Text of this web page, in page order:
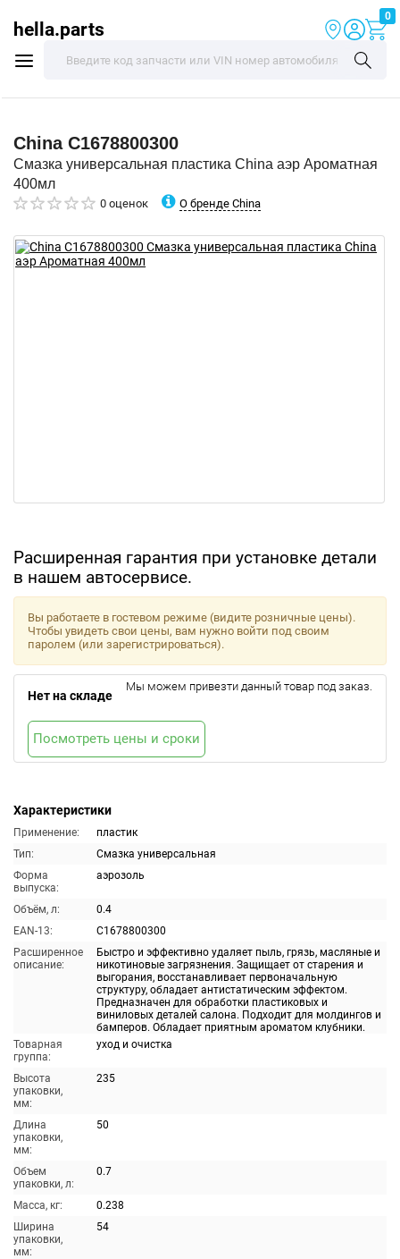
hella.parts
0
China C1678800300
Смазка универсальная пластика China аэр Ароматная
400мл
0 оценок О бренде China
Расширенная гарантия при установке детали
в нашем автосервисе.
Характеристики
Применение:
пластик
Тип:
Смазка универсальная
Форма
выпуска:
аэрозоль
Объём, л:
0.4
EAN-13:
C1678800300
Расширенное
описание:
Быстро и эффективно удаляет пыль, грязь, масляные и
никотиновые загрязнения. Защищает от старения и
выгорания, восстанавливает первоначальную
структуру, обладает антистатическим эффектом.
Предназначен для обработки пластиковых и
виниловых деталей салона. Подходит для молдингов и
бамперов. Обладает приятным ароматом клубники.
Товарная
группа:
уход и очистка
Высота
упаковки,
мм:
235
Длина
упаковки,
мм:
50
Объем
упаковки, л:
0.7
Масса, кг:
0.238
Ширина
упаковки,
мм:
54
Вы работаете в гостевом режиме (видите розничные цены).
Чтобы увидеть свои цены, вам нужно войти под своим
паролем (или зарегистрироваться).
Нет на складе
Мы можем привезти данный товар под заказ.
Посмотреть цены и сроки